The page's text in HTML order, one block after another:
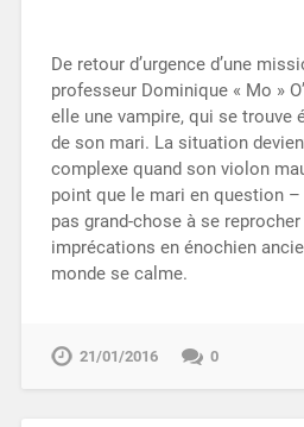
De retour d’urgence d’une
professeur Dominique « Mo »
elle une vampire, qui se trouve
de son mari. La situation
complexe quand son violon
point que le mari en question –
pas grand-chose à se
imprécations en énochien
monde se calme.
21/01/2016 0